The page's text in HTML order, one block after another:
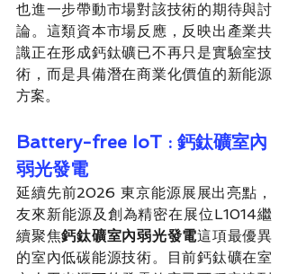
也進一步帶動市場對該技術的期待與討
論。這類資本市場反應，反映出產業共
識正在形成鈣鈦礦已不再只是實驗室技
術，而是具備潛在商業化價值的新能源
方案。
Battery-free IoT : 鈣鈦礦室內
弱光發電
延續先前2026 東京能源展展出亮點，
友來新能源及創為精密在展位L1014繼
續聚焦鈣鈦礦室內弱光發電這項最優異
的室內低碳能源技術。目前鈣鈦礦在室